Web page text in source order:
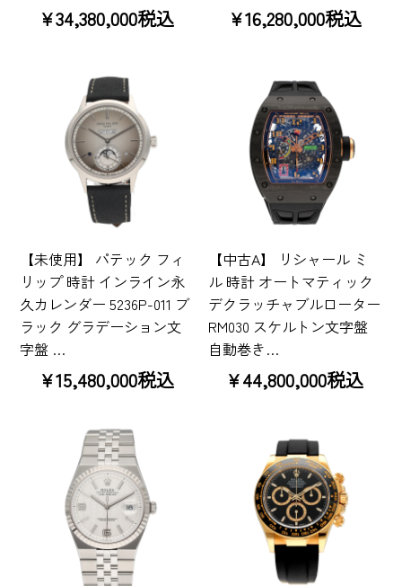
¥34,380,000税込 ¥16,280,000税込
【未使用】 パテック フィ
リップ 時計 インライン永
久カレンダー 5236P-011 ブ
ラック グラデーション文
字盤 …
¥15,480,000税込
【中古A】 リシャール ミ
ル 時計 オートマティック
デクラッチャブルローター
RM030 スケルトン文字盤
自動巻き…
¥44,800,000税込